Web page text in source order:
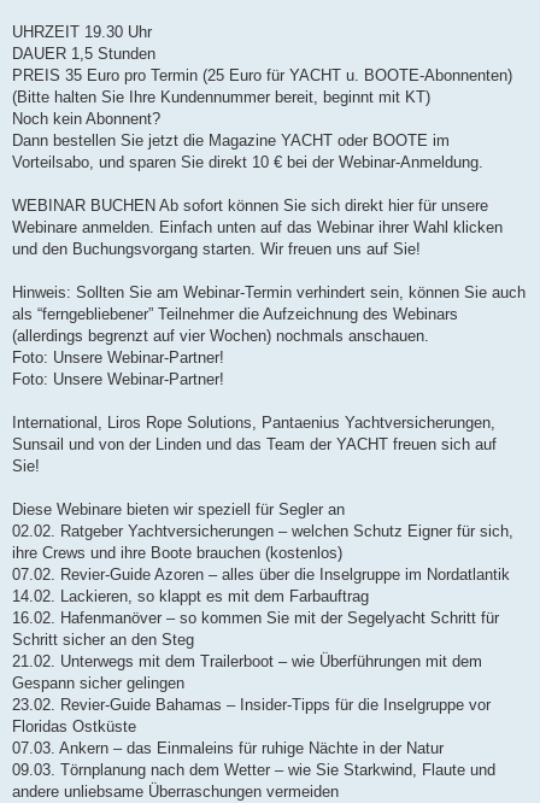
UHRZEIT 19.30 Uhr
DAUER 1,5 Stunden
PREIS 35 Euro pro Termin (25 Euro für YACHT u. BOOTE-Abonnenten)
(Bitte halten Sie Ihre Kundennummer bereit, beginnt mit KT)
Noch kein Abonnent?
Dann bestellen Sie jetzt die Magazine YACHT oder BOOTE im
Vorteilsabo, und sparen Sie direkt 10 € bei der Webinar-Anmeldung.
WEBINAR BUCHEN Ab sofort können Sie sich direkt hier für unsere
Webinare anmelden. Einfach unten auf das Webinar ihrer Wahl klicken
und den Buchungsvorgang starten. Wir freuen uns auf Sie!
Hinweis: Sollten Sie am Webinar-Termin verhindert sein, können Sie auch
als “ferngebliebener” Teilnehmer die Aufzeichnung des Webinars
(allerdings begrenzt auf vier Wochen) nochmals anschauen.
Foto: Unsere Webinar-Partner!
Foto: Unsere Webinar-Partner!
International, Liros Rope Solutions, Pantaenius Yachtversicherungen,
Sunsail und von der Linden und das Team der YACHT freuen sich auf
Sie!
Diese Webinare bieten wir speziell für Segler an
02.02. Ratgeber Yachtversicherungen – welchen Schutz Eigner für sich,
ihre Crews und ihre Boote brauchen (kostenlos)
07.02. Revier-Guide Azoren – alles über die Inselgruppe im Nordatlantik
14.02. Lackieren, so klappt es mit dem Farbauftrag
16.02. Hafenmanöver – so kommen Sie mit der Segelyacht Schritt für
Schritt sicher an den Steg
21.02. Unterwegs mit dem Trailerboot – wie Überführungen mit dem
Gespann sicher gelingen
23.02. Revier-Guide Bahamas – Insider-Tipps für die Inselgruppe vor
Floridas Ostküste
07.03. Ankern – das Einmaleins für ruhige Nächte in der Natur
09.03. Törnplanung nach dem Wetter – wie Sie Starkwind, Flaute und
andere unliebsame Überraschungen vermeiden